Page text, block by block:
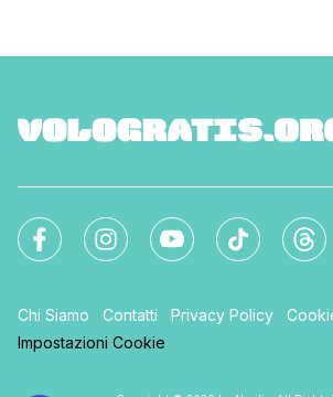
Chi Siamo Contatti Privacy Policy
Impostazioni Cookie